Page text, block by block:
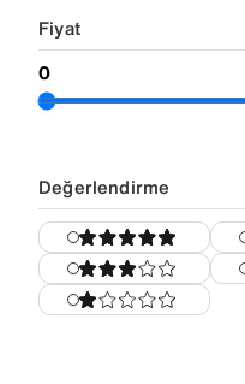
Kahve Sever
Kitap Sever
Mum Sever
Tütsü Sever
Hayvansever
Kurumsal
Fiyat
Değerlendirme